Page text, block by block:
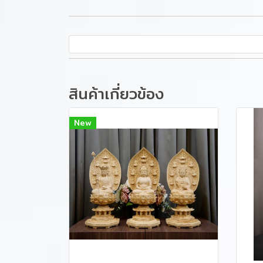
สินค้าเกี่ยวข้อง
New